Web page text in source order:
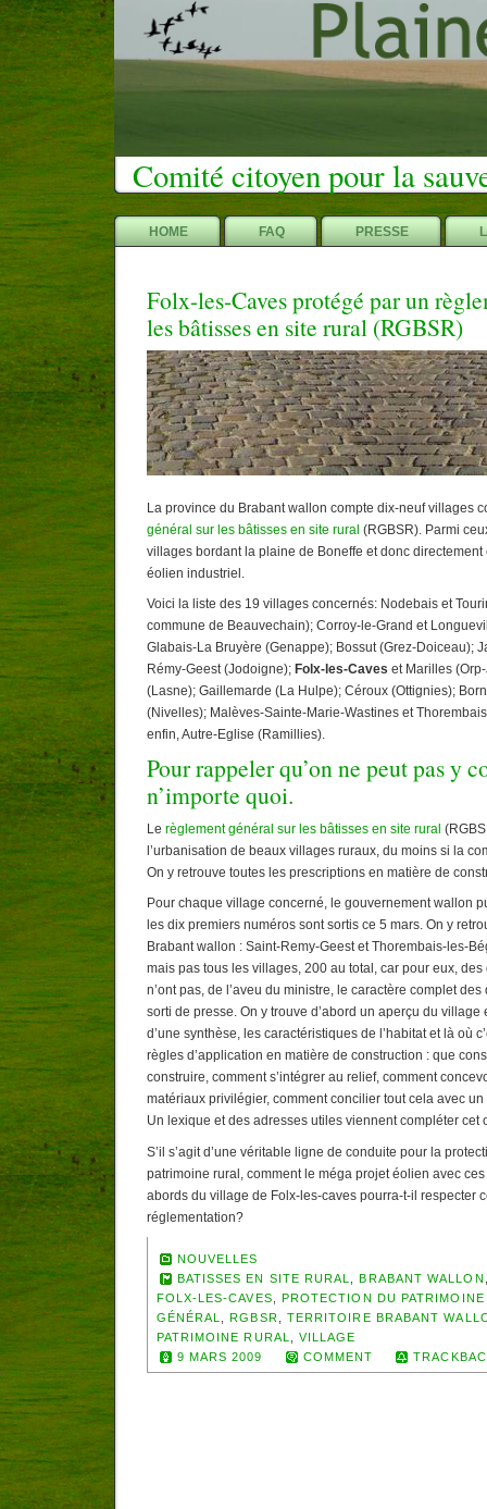
Comité citoyen pour la
HOME FAQ PRESSE
Folx-les-Caves protégé par un
les bâtisses en site rural (RGBSR)
La province du Brabant wallon compte dix-neuf villages
général sur les bâtisses en site rural (RGBSR). Parmi
villages bordant la plaine de Boneffe et donc
éolien industriel.
Voici la liste des 19 villages concernés: Nodebais et
commune de Beauvechain); Corroy-le-Grand et
Glabais-La Bruyère (Genappe); Bossut (Grez-Doiceau);
Rémy-Geest (Jodoigne); Folx-les-Caves et Marilles
(Lasne); Gaillemarde (La Hulpe); Céroux (Ottignies);
(Nivelles); Malèves-Sainte-Marie-Wastines et
enfin, Autre-Eglise (Ramillies).
Pour rappeler qu’on ne peut pas y
n’importe quoi.
Le règlement général sur les bâtisses en site rural
l’urbanisation de beaux villages ruraux, du moins si la
On y retrouve toutes les prescriptions en matière de
Pour chaque village concerné, le gouvernement wallon
les dix premiers numéros sont sortis ce 5 mars. On y
Brabant wallon : Saint-Remy-Geest et Thorembais-les-
mais pas tous les villages, 200 au total, car pour eux,
n’ont pas, de l’aveu du ministre, le caractère complet
sorti de presse. On y trouve d’abord un aperçu du
d’une synthèse, les caractéristiques de l’habitat et là où
règles d’application en matière de construction : que
construire, comment s’intégrer au relief, comment
matériaux privilégier, comment concilier tout cela avec
Un lexique et des adresses utiles viennent compléter cet
S’il s’agit d’une véritable ligne de conduite pour la
patrimoine rural, comment le méga projet éolien avec
abords du village de Folx-les-caves pourra-t-il respecter
réglementation?
NOUVELLES
BATISSES EN SITE RURAL
,BRABANT WALLON
FOLX-LES-CAVES
PROTECTION DU
GÉNÉRAL
,RGBSR
TERRITOIRE BRABANT
PATRIMOINE RURAL
VILLAGE
9 MARS 2009
COMMENT